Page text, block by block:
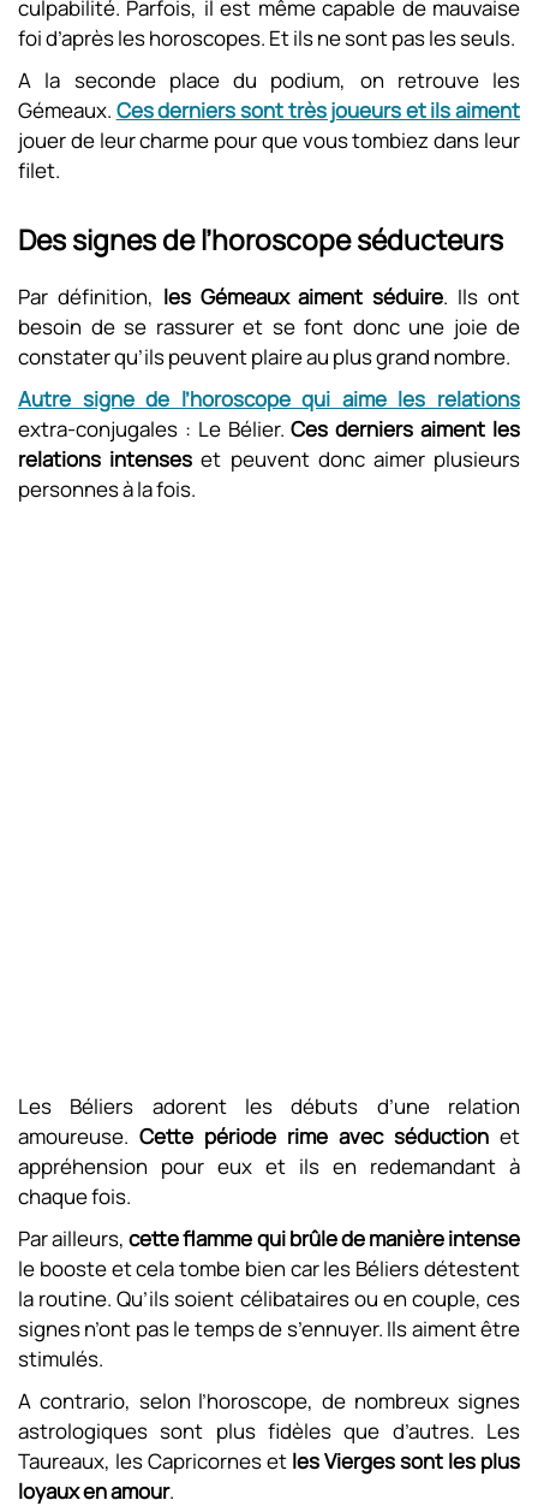
culpabilité. Parfois, il est même capable de mauvaise
foi d’après les horoscopes. Et ils ne sont pas les seuls.
A la seconde place du podium, on retrouve les
Gémeaux. Ces derniers sont très joueurs et ils aiment
jouer de leur charme pour que vous tombiez dans leur
filet.
Des signes de l’horoscope séducteurs
Par définition, les Gémeaux aiment séduire. Ils ont
besoin de se rassurer et se font donc une joie de
constater qu’ils peuvent plaire au plus grand nombre.
Autre signe de l’horoscope qui aime les relations
extra-conjugales : Le Bélier.Ces derniers aiment les
relations intenses et peuvent donc aimer plusieurs
personnes à la fois.
Les Béliers adorent les débuts d’une relation
amoureuse. Cette période rime avec séduction et
appréhension pour eux et ils en redemandant à
chaque fois.
Par ailleurs,cette flamme qui brûle de manière intense
le booste et cela tombe bien car les Béliers détestent
la routine. Qu’ils soient célibataires ou en couple, ces
signes n’ont pas le temps de s’ennuyer. Ils aiment être
stimulés.
A contrario, selon l’horoscope, de nombreux signes
astrologiques sont plus fidèles que d’autres. Les
Taureaux, les Capricornes et les Vierges sont les plus
loyaux en amour.